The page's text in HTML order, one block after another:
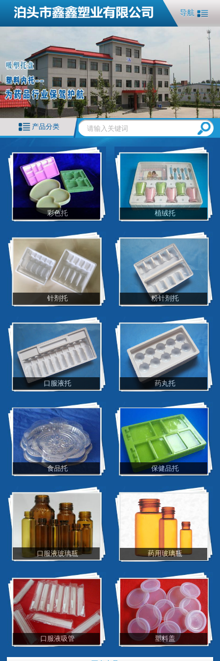
导航
产品分类
彩色托 植绒托
针剂托 粉针剂托
口服液托 药丸托
食品托 保健品托
口服液玻璃瓶 药用玻璃瓶
口服液吸管 塑料盖